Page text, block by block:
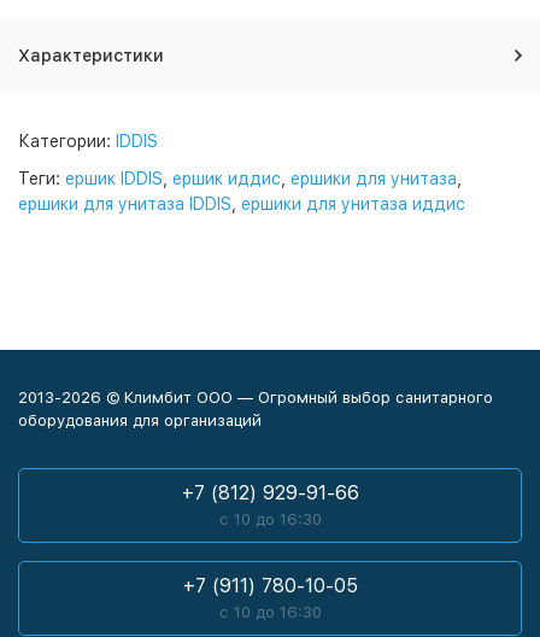
Характеристики
Категории:
IDDIS
Теги: ершик IDDIS ершик иддис ершики для унитаза
ершики для унитаза IDDIS ершики для унитаза иддис
2013-2026 © Климбит ООО — Огромный выбор санитарного
оборудования для организаций
+7 (812) 929-91-66
с 10 до 16:30
+7 (911) 780-10-05
с 10 до 16:30